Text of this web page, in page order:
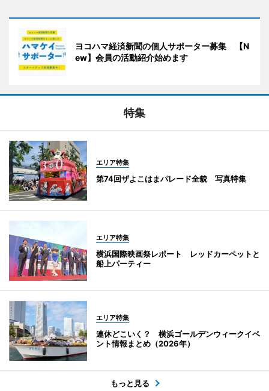
ヨコハマ経済新聞の個人サポーター募集 【N
ew】会員の活動紹介始めます
特集
エリア特集
第74回ザよこはまパレード全貌 写真特集
エリア特集
横浜国際映画祭レポート レッドカーペットと
船上パーティー
エリア特集
連休どこいく？ 横浜ゴールデンウィークイベ
ント情報まとめ（2026年）
もっと見る